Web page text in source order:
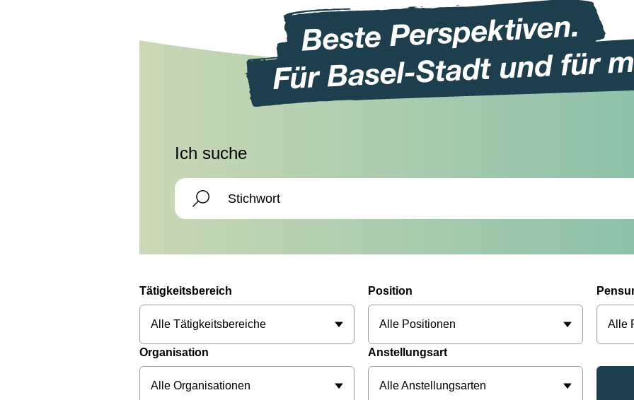
Ich suche
Tätigkeitsbereich
Alle Tätigkeitsbereiche
Position
Alle Positionen Alle
Organisation
Alle Organisationen
Anstellungsart
Alle Anstellungsarten